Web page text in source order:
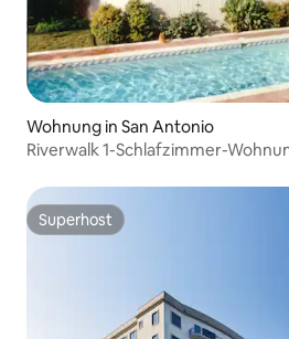
Wohnung in San Antonio
Riverwalk 1-Schlafzimmer-
Superhost
Superhost